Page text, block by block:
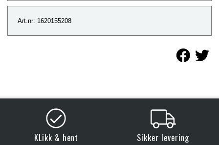
Art.nr: 1620155208
KLikk & hent Sikker levering